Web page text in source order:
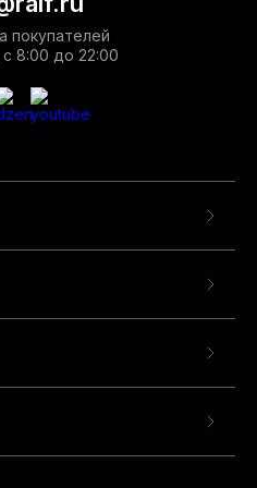
покупателей
8:00 до 22:00